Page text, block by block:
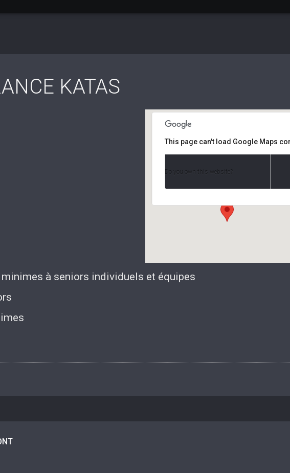
KATAS
Événements
This page can't load Google Maps
Do you own this website?
minimes à seniors individuels et équipes